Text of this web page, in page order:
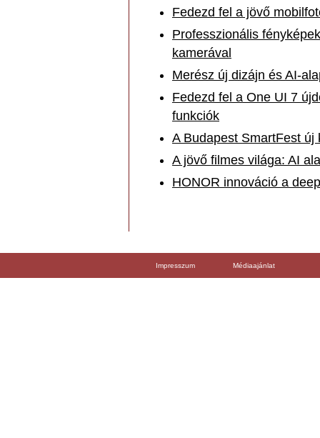
Fedezd fel a jövő
Professzionális
kamerával
Merész új dizájn és AI-
Fedezd fel a One UI 7
funkciók
A Budapest SmartFest
A jövő filmes világa: AI
HONOR innováció a
Impresszum Médiaajánlat